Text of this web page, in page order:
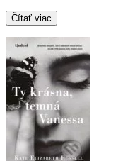
Čítať viac